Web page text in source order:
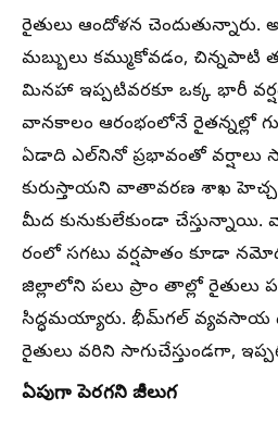
రైతులు ఆందోళన
మబ్బులు కమ్ముకోవడం, చిన్నపాటి
మినహా ఇప్పటివరకూ ఒక్క భారీ
వానకాలం ఆరంభంలోనే రైతన్నల్లో
ఏడాది ఎల్‌నినో ప్రభావంతో వర్షాలు
కురుస్తాయని వాతావరణ శాఖ
మీద కునుకులేకుండా
రంలో సగటు వర్షపాతం కూడా
జిల్లాలోని పలు ప్రాం తాల్లో రైతులు
సిద్ధమయ్యారు. భీమ్‌గల్‌ వ్యవసాయ
రైతులు వరిని సాగుచేస్తుండగా,
ఏపుగా పెరగని జీలుగ